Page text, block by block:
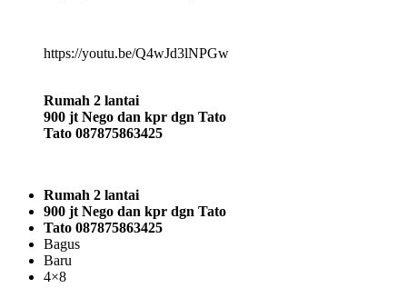
https://youtu.be/Q4wJd3lNPGw
Rumah 2 lantai
900 jt Nego dan kpr dgn Tato
Tato 087875863425
Rumah 2 lantai
900 jt Nego dan kpr dgn Tato
Tato 087875863425
Bagus
Baru
4×8